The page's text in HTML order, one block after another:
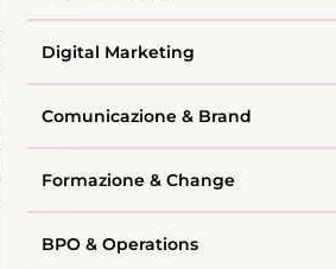
che si è creato è una
frontiera del
. Instagram e
sono diventati
e propri luoghi per
storie ed opinioni
farsi guidare nelle
Digital Marketing
Comunicazione & Brand
Formazione & Change
BPO & Operations